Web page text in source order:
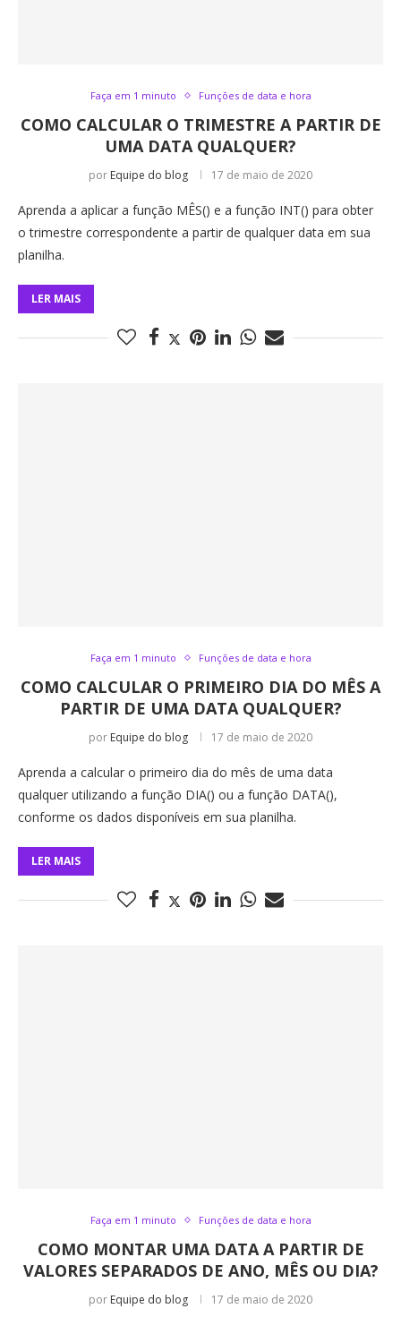
Faça em 1 minuto Funções de data e hora
COMO CALCULAR O TRIMESTRE A PARTIR DE
UMA DATA QUALQUER?
por Equipe do blog 17 de maio de 2020
Aprenda a aplicar a função MÊS() e a função INT() para obter
o trimestre correspondente a partir de qualquer data em sua
planilha.
LER MAIS
Faça em 1 minuto Funções de data e hora
COMO CALCULAR O PRIMEIRO DIA DO MÊS A
PARTIR DE UMA DATA QUALQUER?
por Equipe do blog 17 de maio de 2020
Aprenda a calcular o primeiro dia do mês de uma data
qualquer utilizando a função DIA() ou a função DATA(),
conforme os dados disponíveis em sua planilha.
LER MAIS
Faça em 1 minuto Funções de data e hora
COMO MONTAR UMA DATA A PARTIR DE
VALORES SEPARADOS DE ANO, MÊS OU DIA?
por Equipe do blog 17 de maio de 2020